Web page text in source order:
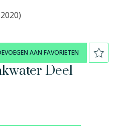
AAN FAVORIETEN
Deel